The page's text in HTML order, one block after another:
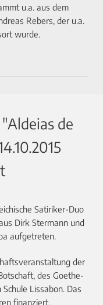
u.a. aus dem
Rebers, der u.a.
wurde.
de
Satiriker-Duo
Dirk Stermann und
aufgetreten.
der
des Goethe-
Lissabon. Das
finanziert.